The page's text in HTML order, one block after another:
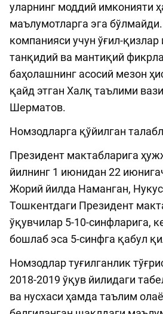
уларнинг моддий имконияти
маълумотларга эга
компанияси учун ўғил-қизлар
танқидий ва мантиқий
баҳолашнинг асосий мезон
қайд этган Халқ таълими
Шерматов.
Номзодларга қўйилган
Президент мактабларига
йилнинг 1 июнидан 22
Жорий йилда Наманган,
Тошкентдаги Президент
ўқувчилар 5-10-синфларига,
бошлаб эса 5-синфга қабул
Номзодлар туғилганлик
2018-2019 ўқув йилидаги
ва нусхаси ҳамда таълим